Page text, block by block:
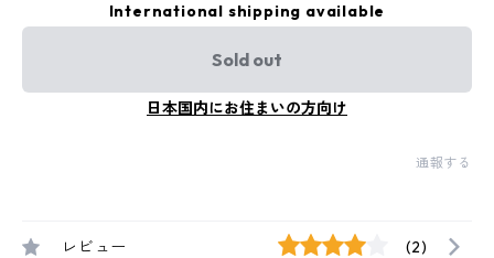
International shipping available
Sold out
日本国内にお住まいの方向け
通報する
レビュー (2)